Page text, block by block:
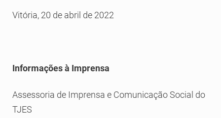
Vitória, 20 de abril de 2022
Informações à Imprensa
Assessoria de Imprensa e Comunicação Social do
TJES